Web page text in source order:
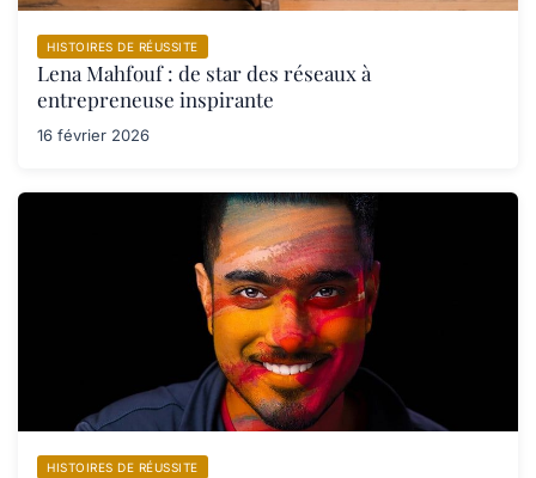
HISTOIRES DE RÉUSSITE
Lena Mahfouf : de star des réseaux à
entrepreneuse inspirante
16 février 2026
HISTOIRES DE RÉUSSITE